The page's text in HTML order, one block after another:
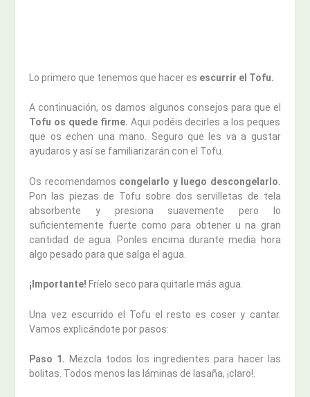
Lo primero que tenemos que hacer es escurrir el Tofu.
A continuación, os damos algunos consejos para que el
Tofu os quede firme. Aqui podéis decirles a los peques
que os echen una mano. Seguro que les va a gustar
ayudaros y así se familiarizarán con el Tofu.
Os recomendamos congelarlo y luego descongelarlo.
Pon las piezas de Tofu sobre dos servilletas de tela
absorbente y presiona suavemente pero lo
suficientemente fuerte como para obtener u na gran
cantidad de agua. Ponles encima durante media hora
algo pesado para que salga el agua.
¡Importante! Fríelo seco para quitarle más agua.
Una vez escurrido el Tofu el resto es coser y cantar.
Vamos explicándote por pasos:
Paso 1. Mezcla todos los ingredientes para hacer las
bolitas. Todos menos las láminas de lasaña, ¡claro!.